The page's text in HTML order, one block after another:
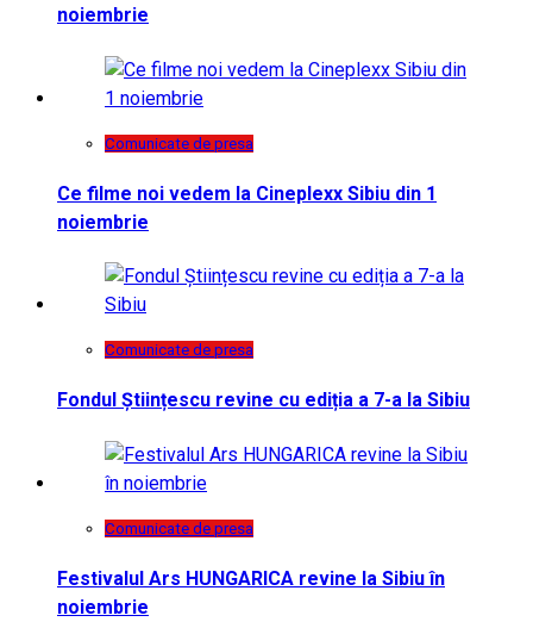
noiembrie
Comunicate de presa
Ce filme noi vedem la Cineplexx Sibiu din 1
noiembrie
Comunicate de presa
Fondul Științescu revine cu ediția a 7-a la Sibiu
Comunicate de presa
Festivalul Ars HUNGARICA revine la Sibiu în
noiembrie